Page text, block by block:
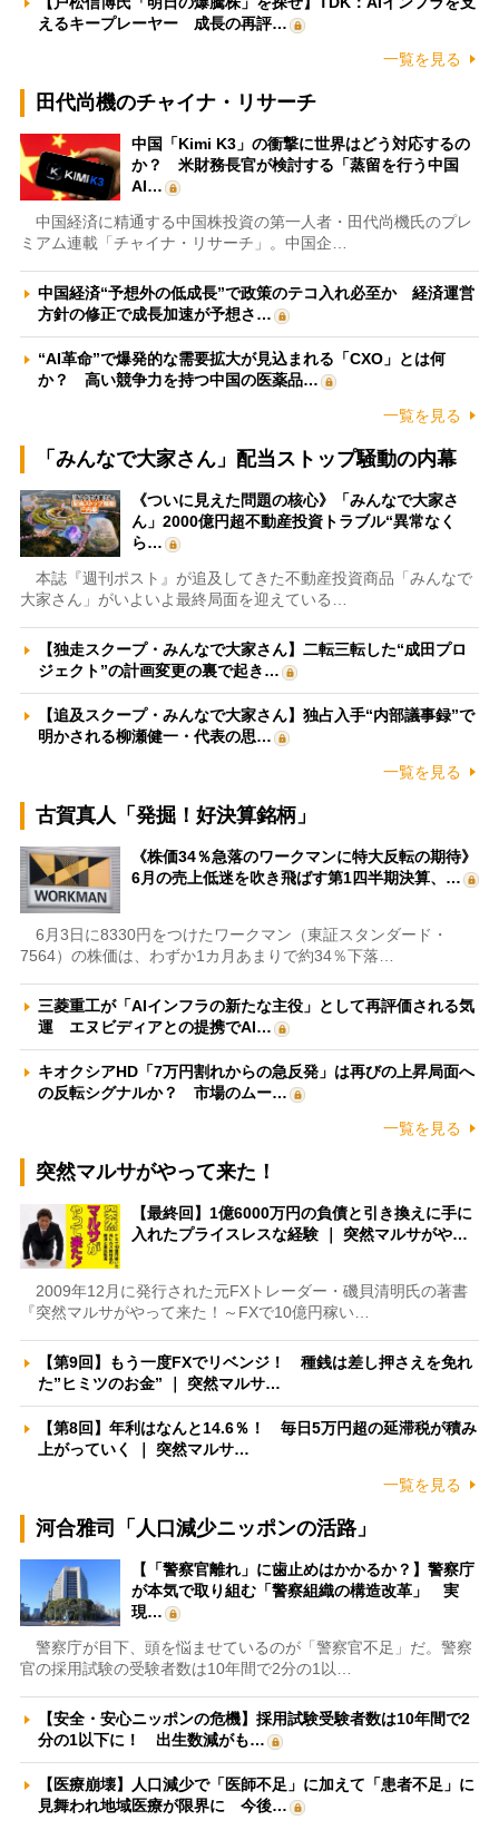
えるキープレーヤー 成長の再評…
一覧を見る
田代尚機のチャイナ・リサーチ
中国「Kimi K3」の衝撃に世界はどう対応するの
か？ 米財務長官が検討する「蒸留を行う中国
AI…
中国経済に精通する中国株投資の第一人者・田代尚機氏のプレ
ミアム連載「チャイナ・リサーチ」。中国企…
中国経済“予想外の低成長”で政策のテコ入れ必至か 経済運営
方針の修正で成長加速が予想さ…
“AI革命”で爆発的な需要拡大が見込まれる「CXO」とは何
か？ 高い競争力を持つ中国の医薬品…
一覧を見る
「みんなで大家さん」配当ストップ騒動の内幕
《ついに見えた問題の核心》「みんなで大家さ
ん」2000億円超不動産投資トラブル“異常なく
ら…
本誌『週刊ポスト』が追及してきた不動産投資商品「みんなで
大家さん」がいよいよ最終局面を迎えている…
【独走スクープ・みんなで大家さん】二転三転した“成田プロ
ジェクト”の計画変更の裏で起き…
【追及スクープ・みんなで大家さん】独占入手“内部議事録”で
明かされる柳瀬健一・代表の思…
一覧を見る
古賀真人「発掘！好決算銘柄」
《株価34％急落のワークマンに特大反転の期待》
6月の売上低迷を吹き飛ばす第1四半期決算、…
6月3日に8330円をつけたワークマン（東証スタンダード・
7564）の株価は、わずか1カ月あまりで約34％下落…
三菱重工が「AIインフラの新たな主役」として再評価される気
運 エヌビディアとの提携でAI…
キオクシアHD「7万円割れからの急反発」は再びの上昇局面へ
の反転シグナルか？ 市場のムー…
一覧を見る
突然マルサがやって来た！
【最終回】1億6000万円の負債と引き換えに手に
入れたプライスレスな経験 ｜ 突然マルサがや…
2009年12月に発行された元FXトレーダー・磯貝清明氏の著書
『突然マルサがやって来た！～FXで10億円稼い…
【第9回】もう一度FXでリベンジ！ 種銭は差し押さえを免れ
た”ヒミツのお金” ｜ 突然マルサ…
【第8回】年利はなんと14.6％！ 毎日5万円超の延滞税が積み
上がっていく ｜ 突然マルサ…
一覧を見る
河合雅司「人口減少ニッポンの活路」
【「警察官離れ」に歯止めはかかるか？】警察庁
が本気で取り組む「警察組織の構造改革」 実
現…
警察庁が目下、頭を悩ませているのが「警察官不足」だ。警察
官の採用試験の受験者数は10年間で2分の1以…
【安全・安心ニッポンの危機】採用試験受験者数は10年間で2
分の1以下に！ 出生数減がも…
【医療崩壊】人口減少で「医師不足」に加えて「患者不足」に
見舞われ地域医療が限界に 今後…